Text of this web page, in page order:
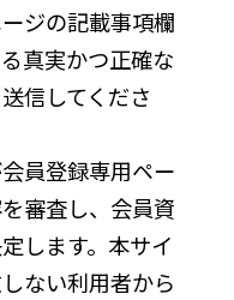
ジの記載事項欄
真実かつ正確な
信してくださ
員登録専用ペー
審査し、会員資
します。本サイ
ない利用者から